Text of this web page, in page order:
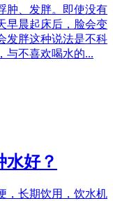
肿、发胖。即使没有
早晨起床后，脸会变
发胖这种说法是不科
与不喜欢喝水的...
水好？
，长期饮用，饮水机